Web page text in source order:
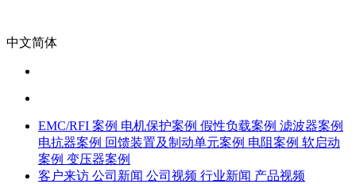
中文简体
EMC/RFI 案例 电机保护案例 假性负载案例 滤波器案例
电抗器案例 回馈装置及制动单元案例 电阻案例 软启动
案例 变压器案例
客户来访 公司新闻 公司视频 行业新闻 产品视频